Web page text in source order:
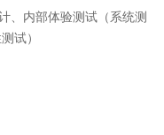
、内部体验测试（系统测
试）